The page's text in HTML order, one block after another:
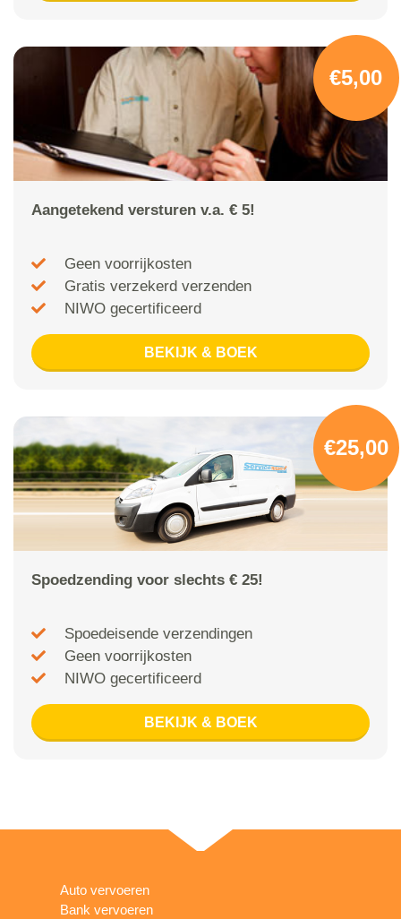
€5,00
Aangetekend versturen v.a. € 5!
Geen voorrijkosten
Gratis verzekerd verzenden
NIWO gecertificeerd
BEKIJK & BOEK
€25,00
Spoedzending voor slechts € 25!
Spoedeisende verzendingen
Geen voorrijkosten
NIWO gecertificeerd
BEKIJK & BOEK
Auto vervoeren
Bank vervoeren